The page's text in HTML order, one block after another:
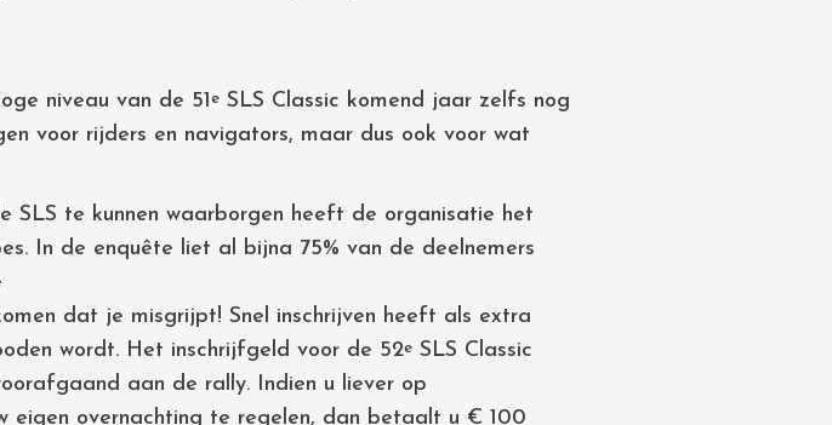
niveau van de 51eSLS Classic komend jaar zelfs nog
voor rijders en navigators, maar dus ook voor wat
SLS te kunnen waarborgen heeft de organisatie het
In de enquête liet al bijna 75% van de deelnemers
dat je misgrijpt! Snel inschrijven heeft als extra
wordt. Het inschrijfgeld voor de 52eSLS Classic
aan de rally. Indien u liever op
eigen overnachting te regelen, dan betaalt u € 100